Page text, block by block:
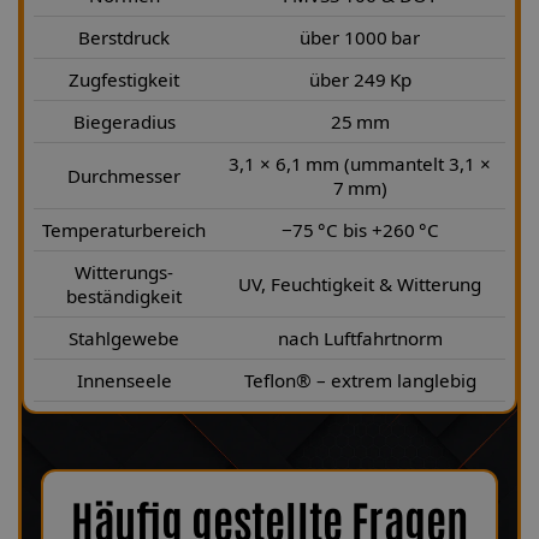
Berstdruck
über 1000 bar
Zugfestigkeit
über 249 Kp
Biegeradius
25 mm
Durchmesser
3,1 × 6,1 mm (ummantelt 3,1 ×
7 mm)
Temperaturbereich
−75 °C bis +260 °C
Witterungs-
beständigkeit
UV, Feuchtigkeit & Witterung
Stahlgewebe
nach Luftfahrtnorm
Innenseele
Teflon® – extrem langlebig
Häufig gestellte Fragen